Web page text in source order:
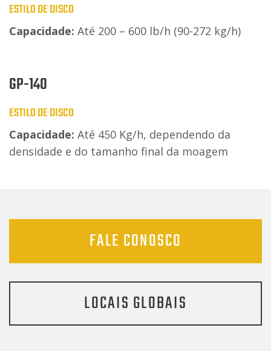
ESTILO DE DISCO
Capacidade: Até 200 – 600 lb/h (90-272 kg/h)
GP-140
ESTILO DE DISCO
Capacidade: Até 450 Kg/h, dependendo da
densidade e do tamanho final da moagem
FALE CONOSCO
LOCAIS GLOBAIS